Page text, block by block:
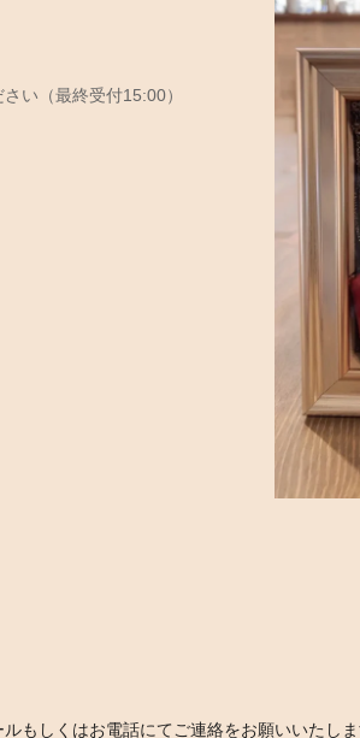
い（最終受付15:00）
もしくはお電話にてご連絡をお願いいたしま